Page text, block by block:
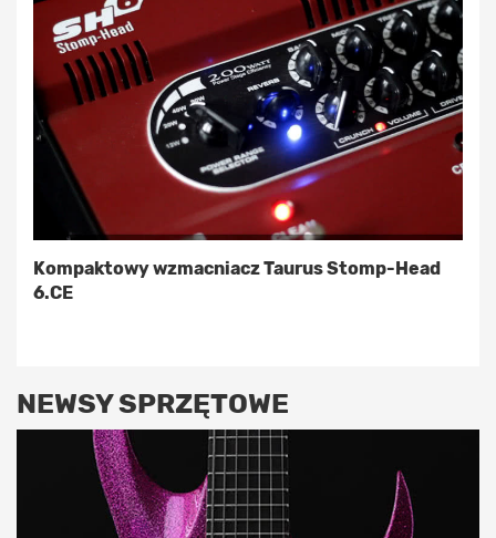
Kompaktowy wzmacniacz Taurus Stomp-Head
6.CE
NEWSY SPRZĘTOWE